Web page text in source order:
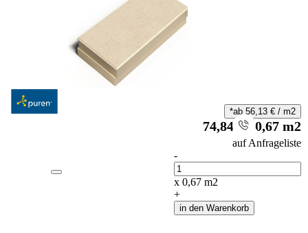
auf Anfrageliste
-
Anzahl
x 0,67 m2
+
in den Warenkorb
*ab 56,13 €/ m2
74,84 €/ 0,67 m2